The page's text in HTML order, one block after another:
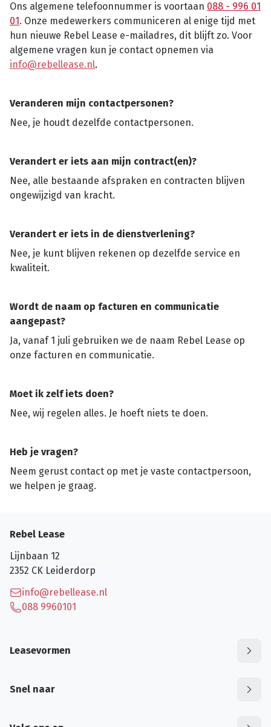
Ons algemene telefoonnummer is voortaan 088 - 996 01
01. Onze medewerkers communiceren al enige tijd met
hun nieuwe Rebel Lease e-mailadres, dit blijft zo. Voor
algemene vragen kun je contact opnemen via
info@rebellease.nl.
Veranderen mijn contactpersonen?
Nee, je houdt dezelfde contactpersonen.
Verandert er iets aan mijn contract(en)?
Nee, alle bestaande afspraken en contracten blijven
ongewijzigd van kracht.
Verandert er iets in de dienstverlening?
Nee, je kunt blijven rekenen op dezelfde service en
kwaliteit.
Wordt de naam op facturen en communicatie
aangepast?
Ja, vanaf 1 juli gebruiken we de naam Rebel Lease op
onze facturen en communicatie.
Moet ik zelf iets doen?
Nee, wij regelen alles. Je hoeft niets te doen.
Heb je vragen?
Neem gerust contact op met je vaste contactpersoon,
we helpen je graag.
Rebel Lease
Lijnbaan 12
2352 CK Leiderdorp
info@rebellease.nl
088 9960101
Leasevormen
Snel naar